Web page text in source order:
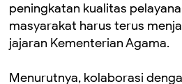
peningkatan kualitas
masyarakat harus terus
jajaran Kementerian Agama.
Menurutnya, kolaborasi